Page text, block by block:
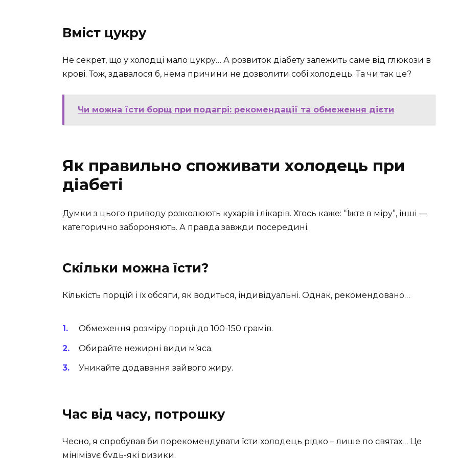
Вміст цукру
Не секрет, що у холодці мало цукру… А розвиток діабету залежить саме від глюкози в
крові. Тож, здавалося б, нема причини не дозволити собі холодець. Та чи так це?
Чи можна їсти борщ при подагрі: рекомендації та обмеження дієти
Як правильно споживати холодець при
діабеті
Думки з цього приводу розколюють кухарів і лікарів. Хтось каже: “Їжте в міру”, інші —
категорично забороняють. А правда завжди посередині.
Скільки можна їсти?
Кількість порцій і їх обсяги, як водиться, індивідуальні. Однак, рекомендовано…
Обмеження розміру порції до 100-150 грамів.
Обирайте нежирні види м’яса.
Уникайте додавання зайвого жиру.
Час від часу, потрошку
Чесно, я спробував би порекомендувати їсти холодець рідко – лише по святах… Це
мінімізує будь-які ризики.